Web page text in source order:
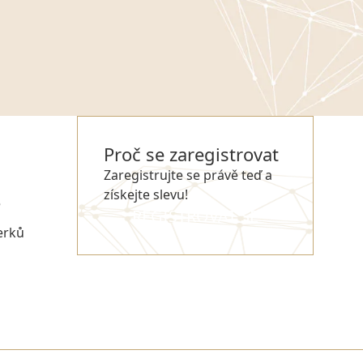
Proč se zaregistrovat
Zaregistrujte se právě teď a
získejte slevu!
REGISTROVAT SE